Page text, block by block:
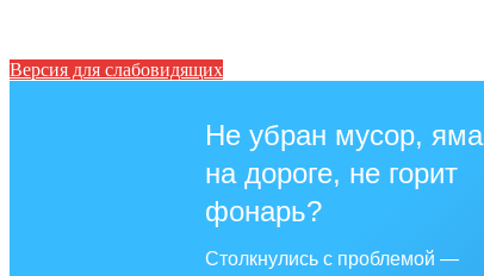
Версия для слабовидящих
Не убран мусор, яма
на дороге, не горит
фонарь?
Столкнулись с проблемой —